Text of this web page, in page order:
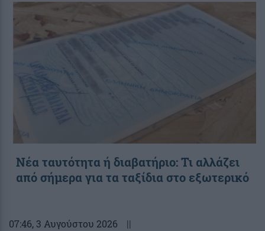
Νέα ταυτότητα ή διαβατήριο: Τι αλλάζει
από σήμερα για τα ταξίδια στο εξωτερικό
07:46, 3 Αυγούστου 2026 ||